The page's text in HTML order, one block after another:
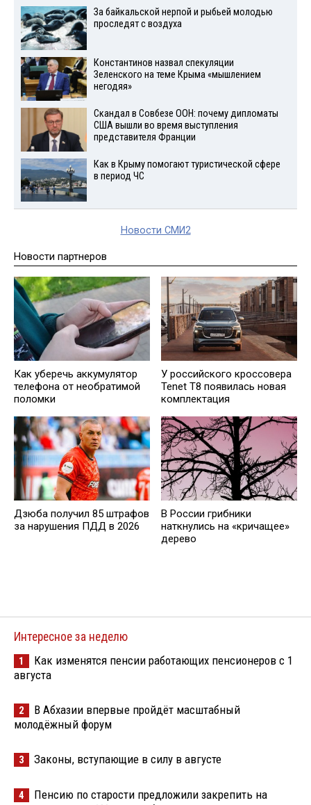
За байкальской нерпой и рыбьей молодью
проследят с воздуха
Константинов назвал спекуляции
Зеленского на теме Крыма «мышлением
негодяя»
Скандал в Совбезе ООН: почему дипломаты
США вышли во время выступления
представителя Франции
Как в Крыму помогают туристической сфере
в период ЧС
Новости СМИ2
Новости партнеров
Как уберечь аккумулятор
телефона от необратимой
поломки
У российского кроссовера
Tenet T8 появилась новая
комплектация
Дзюба получил 85 штрафов
за нарушения ПДД в 2026
В России грибники
наткнулись на «кричащее»
дерево
Интересное за неделю
1
Как изменятся пенсии работающих пенсионеров с 1
августа
2
В Абхазии впервые пройдёт масштабный
молодёжный форум
3 Законы, вступающие в силу в августе
4
Пенсию по старости предложили закрепить на